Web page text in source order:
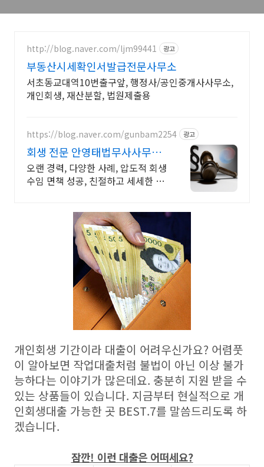
http://blog.naver.com/ljm99441 광고
부동산시세확인서발급전문사무소
서초동교대역10번출구앞, 행정사/공인중개사사무소,
개인회생, 재산분할, 법원제출용
https://blog.naver.com/gunbam2254 광고
회생 전문 안영태법무사사무소
압도적수임 안영태법무사사무
소
오랜 경력, 다양한 사례, 압도적 회생
수임 면책 성공, 친절하고 세세한 무
개인회생 기간이라 대출이 어려우신가요? 어렴풋
이 알아보면 작업대출처럼 불법이 아닌 이상 불가
능하다는 이야기가 많은데요. 충분히 지원 받을 수
있는 상품들이 있습니다. 지금부터 현실적으로 개
인회생대출 가능한 곳 BEST.7를 말씀드리도록 하
겠습니다.
잠깐! 이런 대출은 어떠세요?